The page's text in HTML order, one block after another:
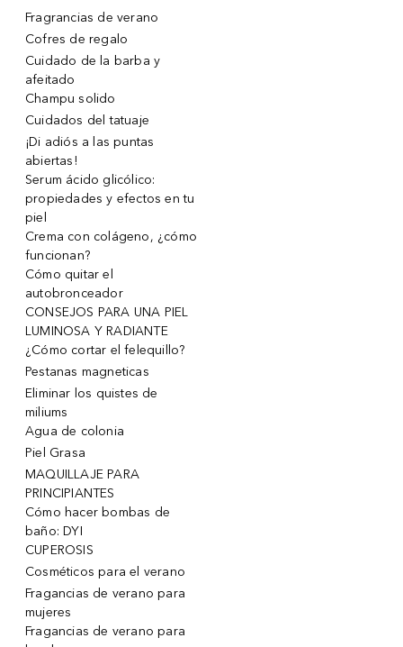
Fragrancias de verano
Cofres de regalo
Cuidado de la barba y
afeitado
Champu solido
Cuidados del tatuaje
¡Di adiós a las puntas
abiertas!
Serum ácido glicólico:
propiedades y efectos en tu
piel
Crema con colágeno, ¿cómo
funcionan?
Cómo quitar el
autobronceador
CONSEJOS PARA UNA PIEL
LUMINOSA Y RADIANTE
¿Cómo cortar el felequillo?
Pestanas magneticas
Eliminar los quistes de
miliums
Agua de colonia
Piel Grasa
MAQUILLAJE PARA
PRINCIPIANTES
Cómo hacer bombas de
baño: DYI
CUPEROSIS
Cosméticos para el verano
Fragancias de verano para
mujeres
Fragancias de verano para